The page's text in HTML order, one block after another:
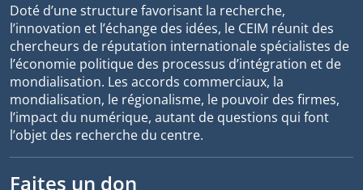
Doté d’une structure favorisant la recherche,
l’innovation et l’échange des idées, le CEIM réunit des
chercheurs de réputation internationale spécialistes de
l’économie politique des processus d’intégration et de
mondialisation. Les accords commerciaux, la
mondialisation, le régionalisme, le pouvoir des firmes,
l’impact du numérique, autant de questions qui font
l’objet des recherche du centre.
Faites un don